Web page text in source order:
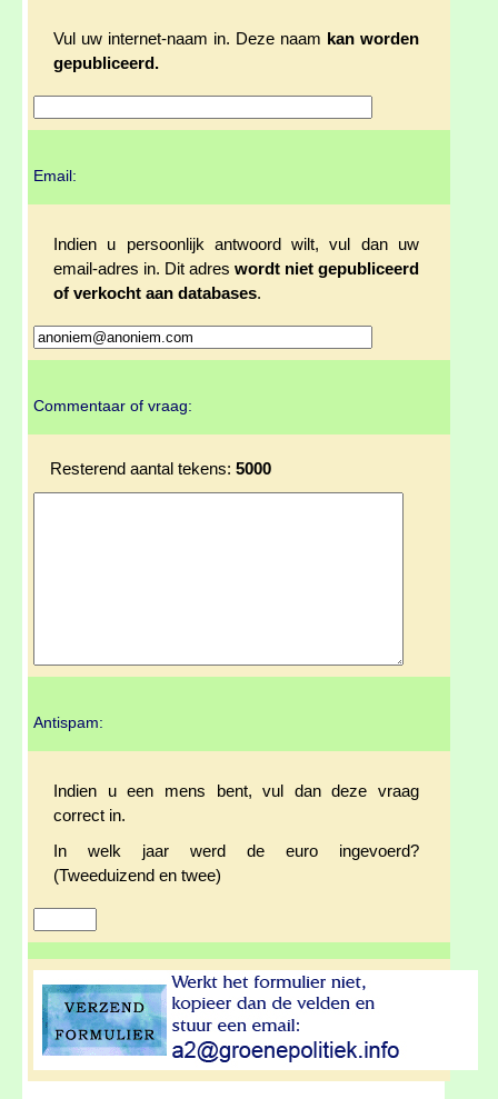
Vul uw internet-naam in. Deze naam kan worden
gepubliceerd.
Email:
Indien u persoonlijk antwoord wilt, vul dan uw
email-adres in. Dit adres wordt niet gepubliceerd
of verkocht aan databases.
Commentaar of vraag:
Resterend aantal tekens: 5000
Antispam:
Indien u een mens bent, vul dan deze vraag
correct in.
In welk jaar werd de euro ingevoerd?
(Tweeduizend en twee)